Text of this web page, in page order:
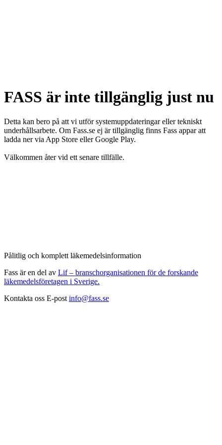
FASS är inte tillgänglig just nu
Detta kan bero på att vi utför systemuppdateringar eller tekniskt
underhållsarbete. Om Fass.se ej är tillgänglig finns Fass appar att
ladda ner via App Store eller Google Play.
Välkommen åter vid ett senare tillfälle.
Pålitlig och komplett läkemedelsinformation
Fass är en del av Lif – branschorganisationen för de forskande
läkemedelsföretagen i Sverige.
Kontakta oss E-post info@fass.se